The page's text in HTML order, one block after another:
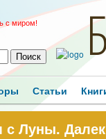
с миром!
Статьи
с Луны.